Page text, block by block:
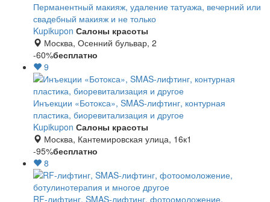
Перманентный макияж, удаление татуажа, вечерний или
свадебный макияж и не только
Kupikupon Салоны красоты
Москва, Осенний бульвар, 2
-60%бесплатно
9
Инъекции «Ботокса», SMAS-лифтинг, контурная
пластика, биоревитализация и другое
Kupikupon Салоны красоты
Москва, Кантемировская улица, 16к1
-95%бесплатно
8
RF-лифтинг, SMAS-лифтинг, фотоомоложение,